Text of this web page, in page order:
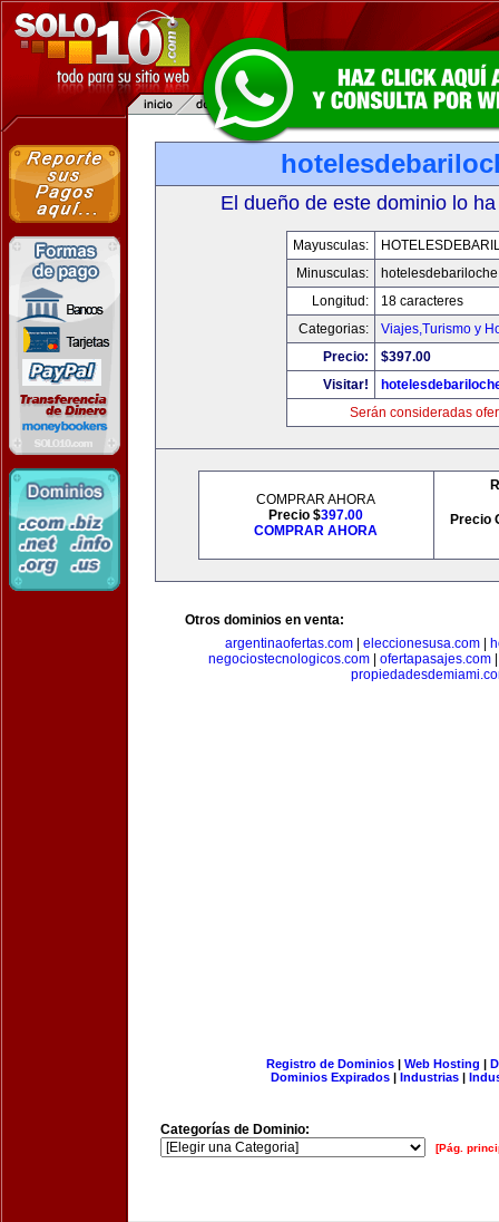
El dueño de este dominio lo
Mayusculas:
Minusculas:
Longitud:
18 caracteres
Categorias:
Viajes,Turismo y
Precio:
$397.00
Visitar!
Serán consideradas
COMPRAR AHORA
Precio $397.00
COMPRAR AHORA
Precio
Otros dominios en venta:
argentinaofertas.com| eleccionesusa.com|
negociostecnologicos.com
ofertapasajes.com
Registro de Dominios| Web Hosting |
Dominios Expirados | Industrias |
Categorías de Dominio:
[Pág.